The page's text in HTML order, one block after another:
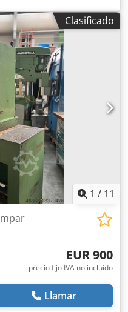
Forma parte de la
15mm PressControl
Le invitamos a visitarnos.
agencia de transportes
Recibirá la factura
emitir una factura
previo es un
Afiorf Sujeto a venta
un vistazo a nuestras
y marcas
dueños y se utilizan
los productos.
de los datos técnicos y
que quedan
Clasificado
1 / 11
EUR 900
precio fijo IVA no incluído
Llamar